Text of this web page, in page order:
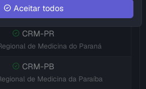
de Medicina de Minas Gerais
CRM-PR
de Medicina do Paraná
CRM-PB
de Medicina da Paraíba
Aceitar todos